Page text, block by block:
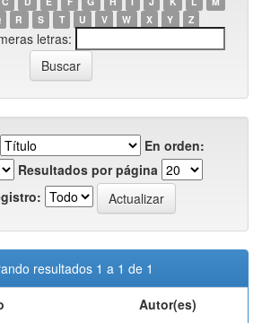
R S T U V W X Y Z
letras:
En orden:
Resultados por página
resultados 1 a 1 de 1
Autor(es)